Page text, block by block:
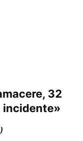
32
incidente»